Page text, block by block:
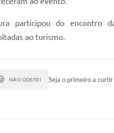
participou do encontro
ao turismo.
NÃO GOSTEI Seja o primeiro a